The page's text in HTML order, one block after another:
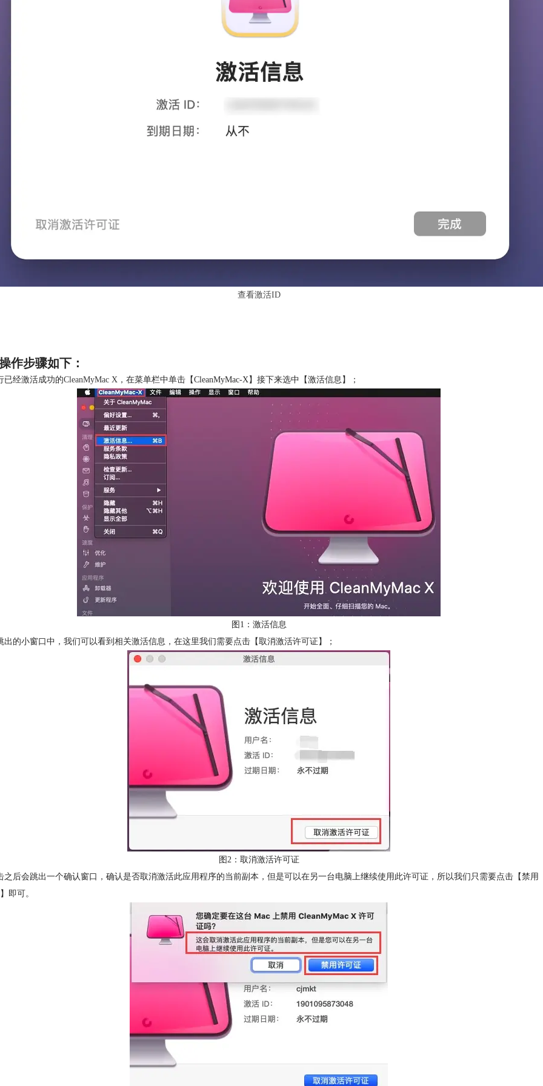
查看激活ID
作步骤如下：
已经激活成功的CleanMyMac X ，在菜单栏中单击【CleanMyMac-X】接下来选中【激活信息】；
图1：激活信息
出的小窗口中，我们可以看到相关激活信息，在这里我们需要点击【取消激活许可证】；
图2：取消激活许可证
之后会跳出一个确认窗口，确认是否取消激活此应用程序的当前副本，但是可以在另一台电脑上继续使用此许可证，所以我们只需要点击【禁用
即可。